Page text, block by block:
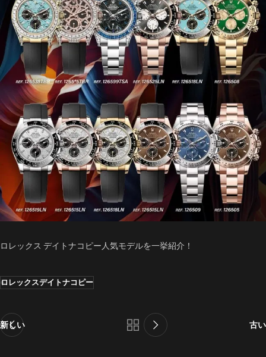
ロレックス デイトナコピー人気モデルを一挙紹介！
ロレックスデイトナコピー
新しい 古い